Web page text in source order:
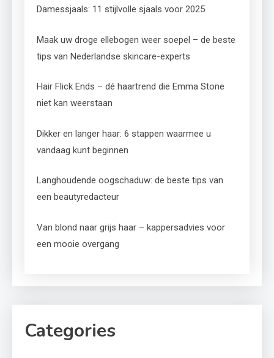
Damessjaals: 11 stijlvolle sjaals voor 2025
Maak uw droge ellebogen weer soepel – de beste
tips van Nederlandse skincare-experts
Hair Flick Ends – dé haartrend die Emma Stone
niet kan weerstaan
Dikker en langer haar: 6 stappen waarmee u
vandaag kunt beginnen
Langhoudende oogschaduw: de beste tips van
een beautyredacteur
Van blond naar grijs haar – kappersadvies voor
een mooie overgang
Categories